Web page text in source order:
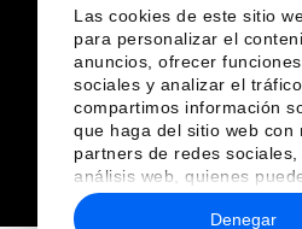
Las cookies de este sitio
para personalizar el
anuncios, ofrecer
sociales y analizar el
compartimos información
que haga del sitio web con
partners de redes
análisis web, quienes
combinarla con otra
haya proporcionado o que
Denegar